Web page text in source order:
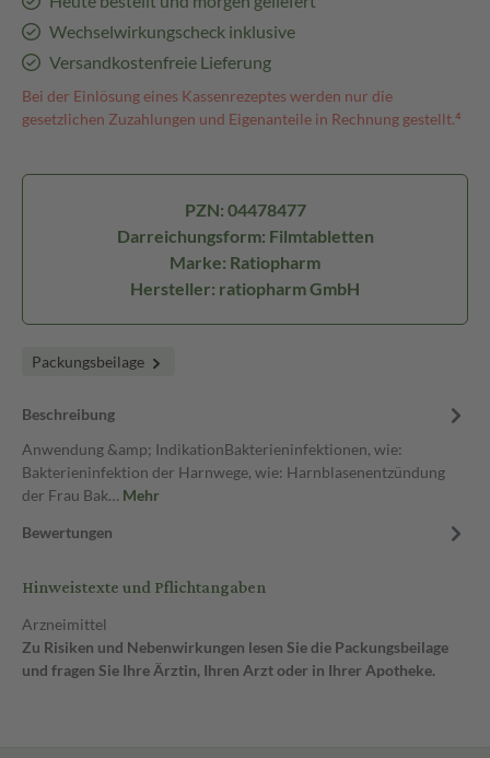
Wechselwirkungscheck inklusive
Versandkostenfreie Lieferung
Bei der Einlösung eines Kassenrezeptes werden nur die
gesetzlichen Zuzahlungen und Eigenanteile in Rechnung gestellt.⁴
PZN: 04478477
Darreichungsform: Filmtabletten
Marke: Ratiopharm
Hersteller: ratiopharm GmbH
Packungsbeilage
Beschreibung
Anwendung &amp; IndikationBakterieninfektionen, wie:
Bakterieninfektion der Harnwege, wie: Harnblasenentzündung
der Frau Bak… Mehr
Bewertungen
Hinweistexte und Pflichtangaben
Arzneimittel
Zu Risiken und Nebenwirkungen lesen Sie die Packungsbeilage
und fragen Sie Ihre Ärztin, Ihren Arzt oder in Ihrer Apotheke.